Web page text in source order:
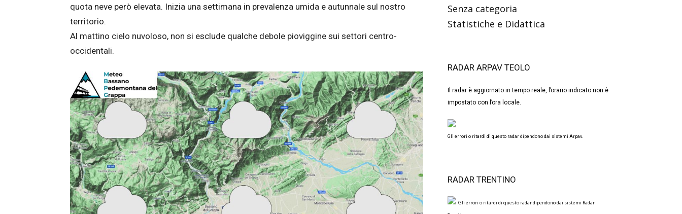
quota neve però elevata. Inizia una settimana in prevalenza umida e autunnale sul nostro
territorio.
Al mattino cielo nuvoloso, non si esclude qualche debole pioviggine sui settori centro-
occidentali.
Senza categoria
Statistiche e Didattica
RADAR ARPAV TEOLO
Il radar è aggiornato in tempo reale, l’orario indicato non è
impostato con l’ora locale.
Gli errori o ritardi di questo radar dipendono dai sistemi Arpav.
RADAR TRENTINO
Gli errori o ritardi di questo radar dipendono dai sistemi Radar